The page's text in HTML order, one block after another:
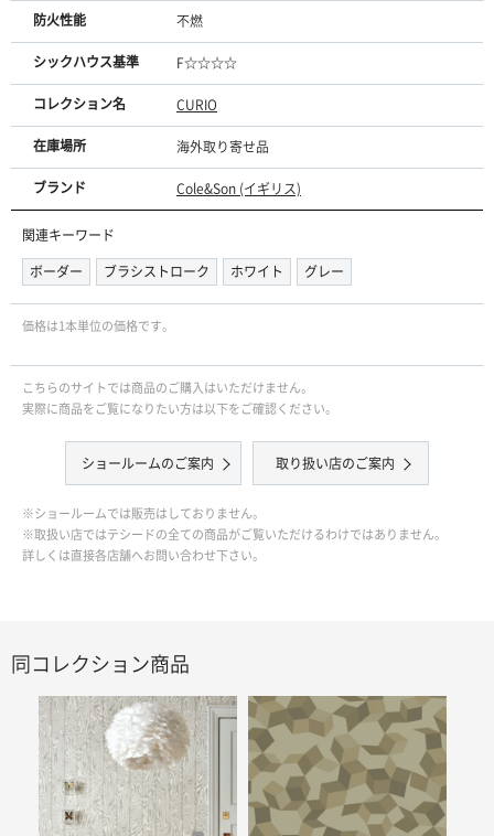
防火性能 不燃
シックハウス基準 F☆☆☆☆
コレクション名 CURIO
在庫場所 海外取り寄せ品
ブランド Cole&Son (イギリス)
関連キーワード
ボーダー
ブラシストローク ホワイト グレー
価格は1本単位の価格です。
こちらのサイトでは商品のご購入はいただけません。
実際に商品をご覧になりたい方は以下をご確認ください。
ショールームのご案内 取り扱い店のご案内
※ショールームでは販売はしておりません。
※取扱い店ではテシードの全ての商品がご覧いただけるわけではありません。
詳しくは直接各店舗へお問い合わせ下さい。
同コレクション商品